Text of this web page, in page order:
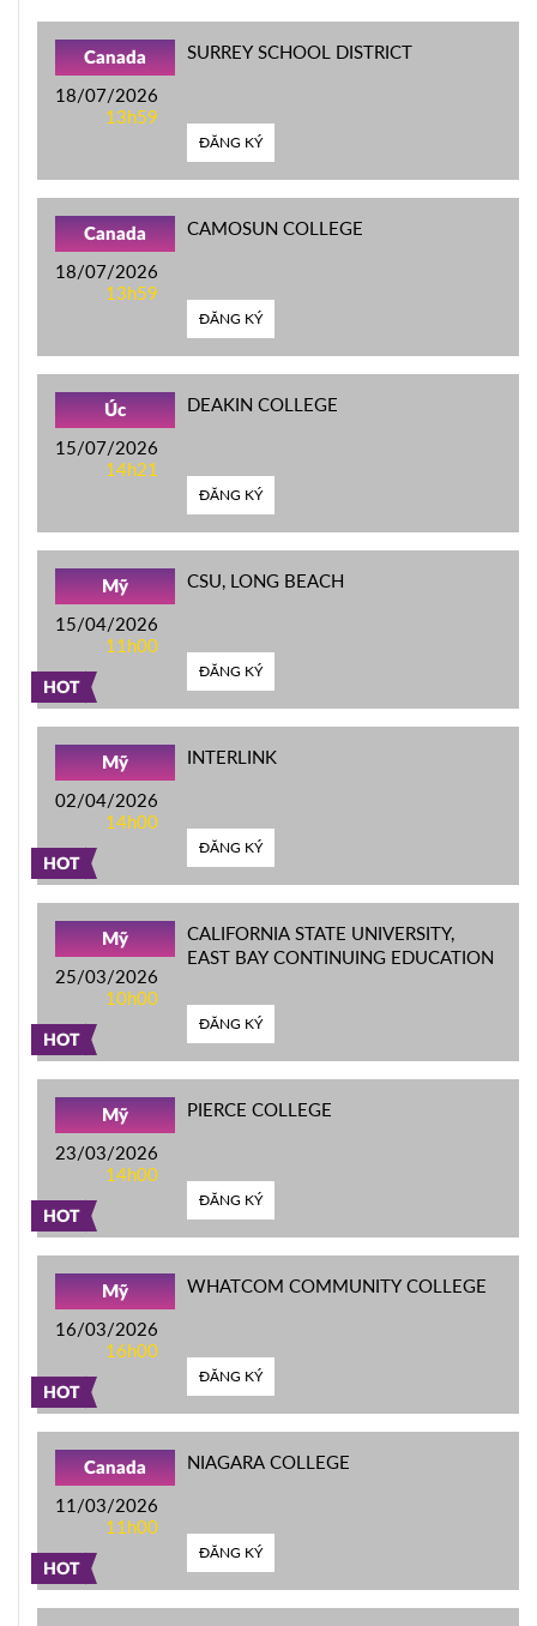
Canada
18/07/2026
13h59
SURREY SCHOOL DISTRICT
ĐĂNG KÝ
Canada
18/07/2026
13h59
CAMOSUN COLLEGE
ĐĂNG KÝ
Úc
15/07/2026
14h21
DEAKIN COLLEGE
ĐĂNG KÝ
HOT
Mỹ
15/04/2026
11h00
CSU, LONG BEACH
ĐĂNG KÝ
HOT
Mỹ
02/04/2026
14h00
INTERLINK
ĐĂNG KÝ
HOT
Mỹ
25/03/2026
10h00
CALIFORNIA STATE UNIVERSITY,
EAST BAY CONTINUING EDUCATION
ĐĂNG KÝ
HOT
Mỹ
23/03/2026
14h00
PIERCE COLLEGE
ĐĂNG KÝ
HOT
Mỹ
16/03/2026
16h00
WHATCOM COMMUNITY COLLEGE
ĐĂNG KÝ
HOT
Canada
11/03/2026
11h00
NIAGARA COLLEGE
ĐĂNG KÝ